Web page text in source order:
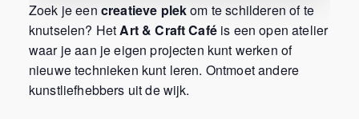
Zoek je een creatieve plekom te schilderen of te
knutselen? HetArt & Craft Caféis een open atelier
waar je aan je eigen projecten kunt werken of
nieuwe technieken kunt leren. Ontmoet andere
kunstliefhebbers uit de wijk.